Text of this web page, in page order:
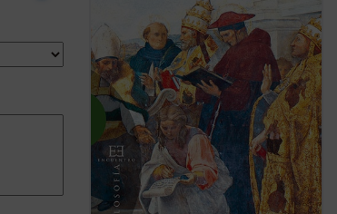
español, descubrimos un ensayo brillante
del Gilson maduro, una disertación otoñal
sobre las ideas más queridas del gran
medievalista, presentadas en tres ...(ver
ficha)